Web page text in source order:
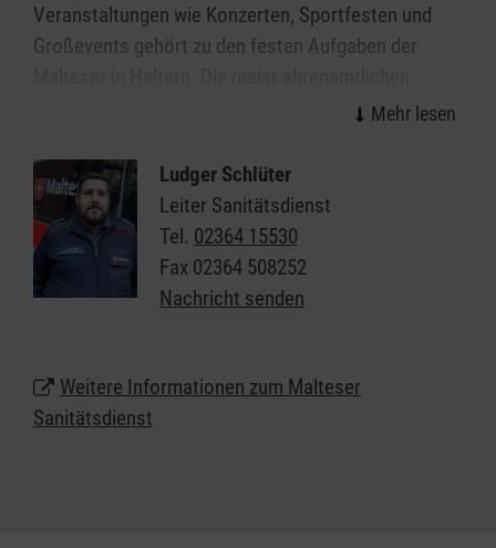
Veranstaltungen wie Konzerten, Sportfesten und
Großevents gehört zu den festen Aufgaben der
Mitarbeitenden des Malteser Sanitätsdiensts leisten
Veranstaltungen ab einer gewissen Dimension bzw.
mit einer bestimmten Charakteristik erfordern einen
qualifizierten Sanitätsdienst. Überall da, wo viele
Menschen zusammenkommen, erhöht sich
naturgemäß das Notfallrisiko. Neben der freiwilligen
die Notwendigkeit eines Sanitätsdienstes nicht
zuletzt aus gesetzlichen Vorschriften und zum
Ludger Schlüter
Leiter Sanitätsdienst
Tel. 02364 15530
Fax 02364 508252
Nachricht senden
Weitere Informationen zum Malteser
Sanitätsdienst